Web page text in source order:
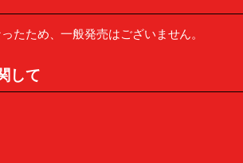
たため、一般発売はございません。
して